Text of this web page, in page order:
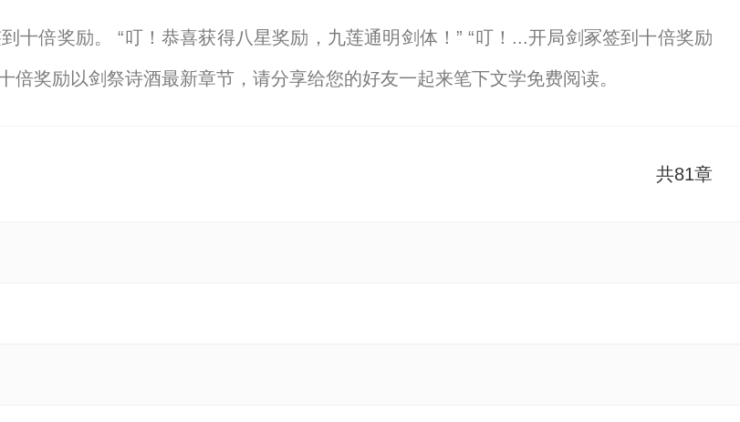
十倍奖励。 “叮！恭喜获得八星奖励，九莲通明剑体！” “叮！...开局剑冢签到十倍奖励
奖励以剑祭诗酒最新章节，请分享给您的好友一起来笔下文学免费阅读。
共81章